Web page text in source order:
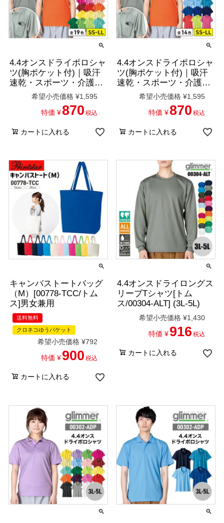
4.4オンスドライポロシャ
ツ(胸ポケット付)｜吸汗
速乾・スポーツ・介護・
制服｜[トムス/00330-
AVP]SS-LL
希望小売価格 ¥1,595
特価 ¥870 税込
カートに入れる
4.4オンスドライポロシャ
ツ(胸ポケット付)｜吸汗
速乾・スポーツ・介護・
制服｜[トムス/00330-
AVP]SS-LL
希望小売価格 ¥1,595
特価 ¥870 税込
カートに入れる
キャンバストートバッグ
（M）[00778-TCC/トム
ス]男女兼用
送料無料
クロネコゆうパケット
希望小売価格 ¥792
特価 ¥ 900 税込
カートに入れる
4.4オンスドライロングス
リーブTシャツ[トム
ス/00304-ALT] (3L-5L)
希望小売価格 ¥1,430
特価 ¥ 916 税込
カートに入れる